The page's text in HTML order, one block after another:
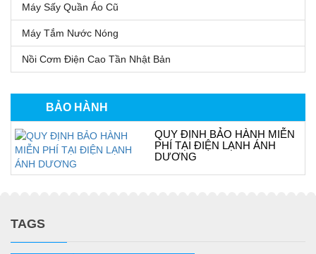
Máy Sấy Quần Áo Cũ
Máy Tắm Nước Nóng
Nồi Cơm Điện Cao Tần Nhật Bản
BẢO HÀNH
QUY ĐỊNH BẢO HÀNH MIỄN
PHÍ TẠI ĐIỆN LẠNH ÁNH
DƯƠNG
TAGS